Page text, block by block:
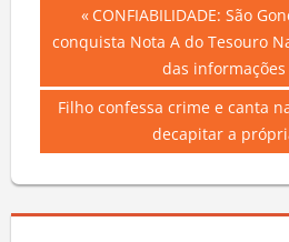
Navegação
Post
Previous
Post:
CONFIABILIDADE: São
conquista Nota A do Tesouro
das informações
Next
Filho confessa crime e canta
decapitar a